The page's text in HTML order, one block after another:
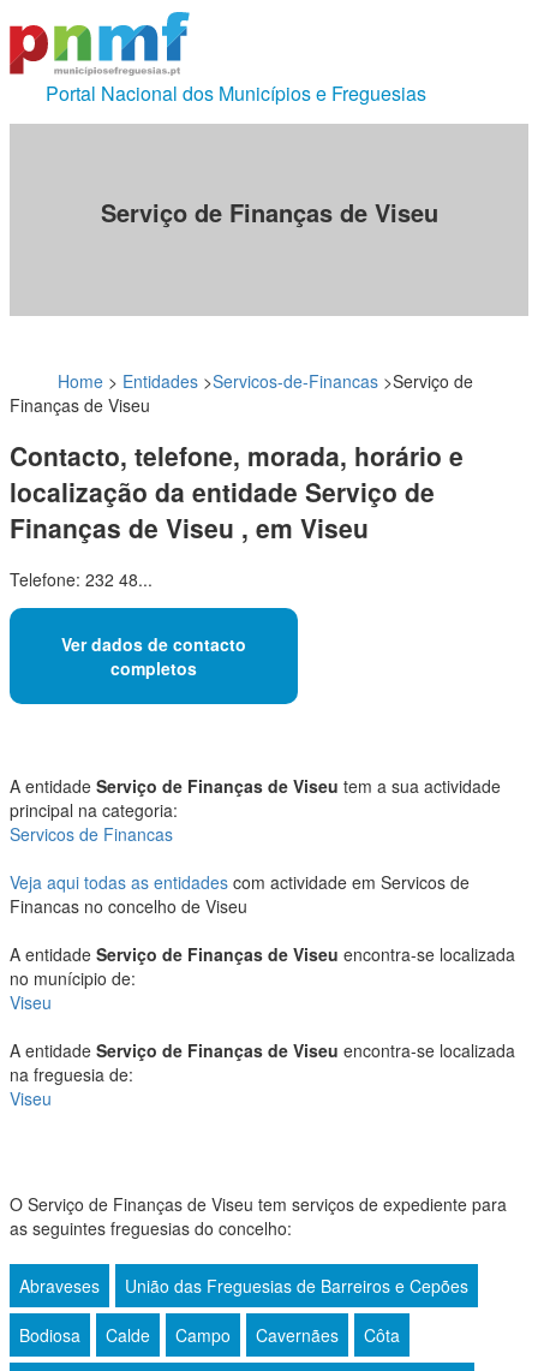
Portal Nacional dos Municípios e Freguesias
Serviço de Finanças de Viseu
Home > Entidades >Servicos-de-Financas >Serviço de
Finanças de Viseu
Contacto, telefone, morada, horário e
localização da entidade Serviço de
Finanças de Viseu , em Viseu
Telefone: 232 48...
Ver dados de contacto
completos
A entidade Serviço de Finanças de Viseu tem a sua actividade
principal na categoria:
Servicos de Financas
Veja aqui todas as entidades com actividade em Servicos de
Financas no concelho de Viseu
A entidade Serviço de Finanças de Viseu encontra-se localizada
no munícipio de:
Viseu
A entidade Serviço de Finanças de Viseu encontra-se localizada
na freguesia de:
Viseu
O Serviço de Finanças de Viseu tem serviços de expediente para
as seguintes freguesias do concelho:
Abraveses União das Freguesias de Barreiros e Cepões
Bodiosa Calde Campo Cavernães Côta